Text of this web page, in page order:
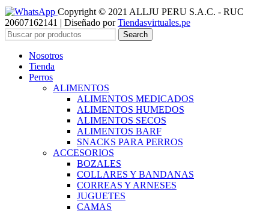
Copyright © 2021 ALLJU PERU S.A.C. - RUC
20607162141 | Diseñado porTiendasvirtuales.pe
Search
Nosotros
Tienda
Perros
ALIMENTOS
ALIMENTOS MEDICADOS
ALIMENTOS HUMEDOS
ALIMENTOS SECOS
ALIMENTOS BARF
SNACKS PARA PERROS
ACCESORIOS
BOZALES
COLLARES Y BANDANAS
CORREAS Y ARNESES
JUGUETES
CAMAS